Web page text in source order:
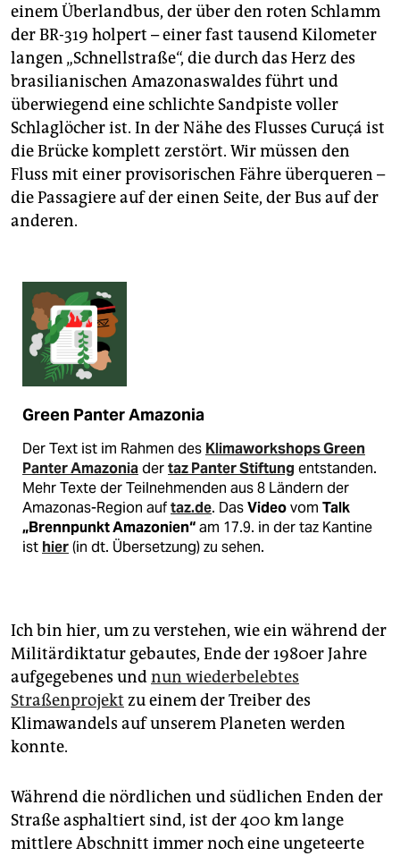
einem Überlandbus, der über den roten Schlamm
der BR-319 holpert – einer fast tausend Kilometer
langen „Schnellstraße“, die durch das Herz des
brasilianischen Amazonaswaldes führt und
überwiegend eine schlichte Sandpiste voller
Schlaglöcher ist. In der Nähe des Flusses Curuçá ist
die Brücke komplett zerstört. Wir müssen den
Fluss mit einer provisorischen Fähre überqueren –
die Passagiere auf der einen Seite, der Bus auf der
anderen.
Green Panter Amazonia
Der Text ist im Rahmen des Klimaworkshops Green
Panter Amazoniadertaz Panter Stiftung entstanden.
Mehr Texte der Teilnehmenden aus 8 Ländern der
Amazonas-Region auftaz.de. DasVideovom Talk
„Brennpunkt Amazonien“am 17.9. in der taz Kantine
ist hier(in dt. Übersetzung) zu sehen.
Ich bin hier, um zu verstehen, wie ein während der
Militärdiktatur gebautes, Ende der 1980er Jahre
aufgegebenes undnun wiederbelebtes
Straßenprojekt zu einem der Treiber des
Klimawandels auf unserem Planeten werden
konnte.
Während die nördlichen und südlichen Enden der
Straße asphaltiert sind, ist der 400 km lange
mittlere Abschnitt immer noch eine ungeteerte